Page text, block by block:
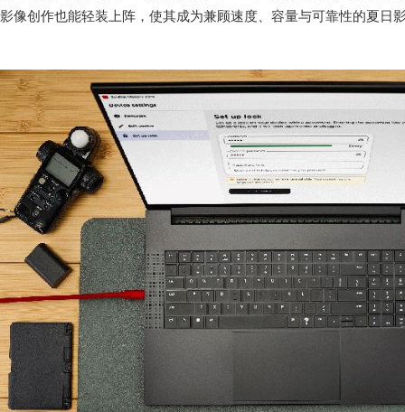
影像创作也能轻装上阵，使其成为兼顾速度、容量与可靠性的夏日